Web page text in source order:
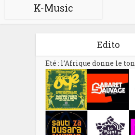
K-Music
Edito
Eté : l’Afrique donne le ton